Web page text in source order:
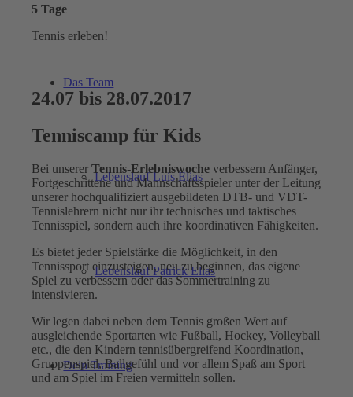
Das Team
Lebenslauf Luis Elias
Lebenslauf Patrick Elias
Dein Training
5 Tage
Tennis erleben!
24.07 bis 28.07.2017
Tenniscamp für Kids
Bei unsererTennis-Erlebniswoche verbessern Anfänger,
Fortgeschrittene und Mannschaftsspieler unter der Leitung
unserer hochqualifiziert ausgebildeten DTB- und VDT-
Tennislehrern nicht nur ihr technisches und taktisches
Tennisspiel, sondern auch ihre koordinativen Fähigkeiten.
Es bietet jeder Spielstärke die Möglichkeit, in den
Tennissport einzusteigen, neu zu beginnen, das eigene
Spiel zu verbessern oder das Sommertraining zu
intensivieren.
Wir legen dabei neben dem Tennis großen Wert auf
ausgleichende Sportarten wie Fußball, Hockey, Volleyball
etc., die den Kindern tennisübergreifend Koordination,
Gruppenspiel, Ballgefühl und vor allem Spaß am Sport
und am Spiel im Freien vermitteln sollen.